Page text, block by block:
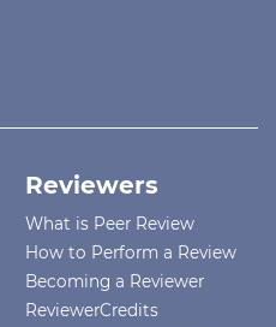
Reviewers
What is Peer Review
How to Perform a Review
Becoming a Reviewer
ReviewerCredits